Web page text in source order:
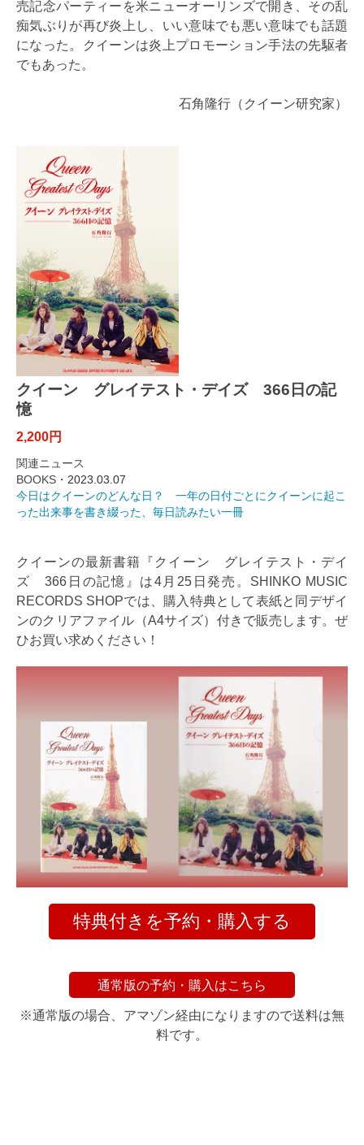
売記念パーティーを米ニューオーリンズで開き、その乱
痴気ぶりが再び炎上し、いい意味でも悪い意味でも話題
になった。クイーンは炎上プロモーション手法の先駆者
でもあった。
石角隆行（クイーン研究家）
クイーン グレイテスト・デイズ 366日の記
憶
2,200円
関連ニュース
BOOKS・ 2023.03.07
今日はクイーンのどんな日？ 一年の日付ごとにクイーンに起こ
った出来事を書き綴った、毎日読みたい一冊
クイーンの最新書籍『クイーン グレイテスト・デイ
ズ 366日の記憶』は4月25日発売。SHINKO MUSIC
RECORDS SHOPでは、購入特典として表紙と同デザイ
ンのクリアファイル（A4サイズ）付きで販売します。ぜ
ひお買い求めください！
特典付きを予約・購入する
通常版の予約・購入はこちら
※通常版の場合、アマゾン経由になりますので送料は無
料です。